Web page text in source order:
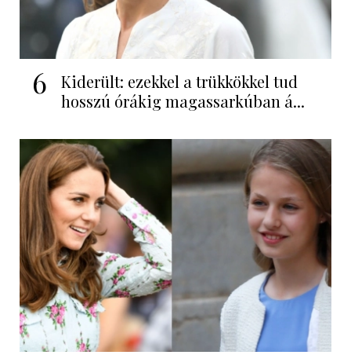
6
Kiderült: ezekkel a trükkökkel tud
hosszú órákig magassarkúban á...